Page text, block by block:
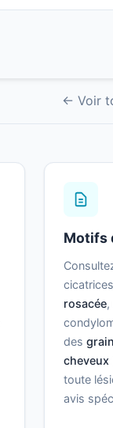
← Voir
Motifs
rosacée,
des
cheveux
toute
avis